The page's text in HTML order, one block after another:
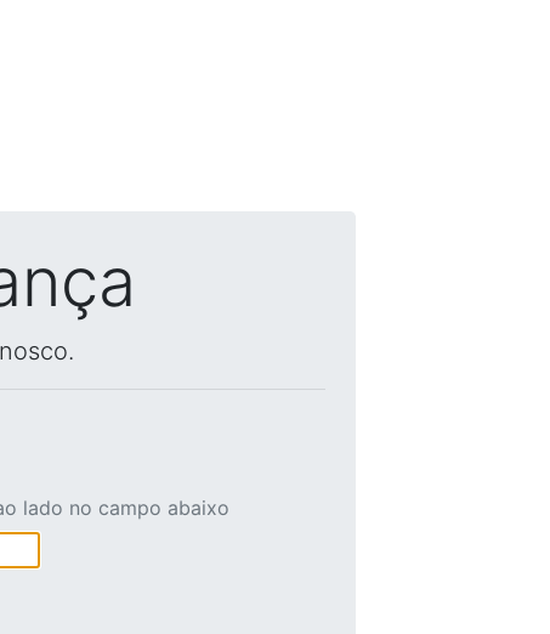
lado no campo abaixo